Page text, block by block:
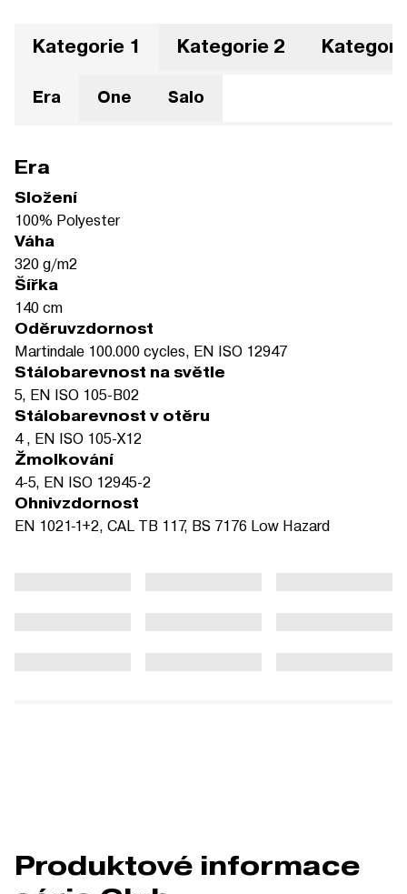
Kategorie 1 Kategorie 2
Era One Salo
Era
Složení
100% Polyester
Váha
320 g/m2
Šířka
140 cm
Oděruvzdornost
Martindale 100.000 cycles, EN ISO 12947
Stálobarevnost na světle
5, EN ISO 105-B02
Stálobarevnost v otěru
4 , EN ISO 105-X12
Žmolkování
4-5, EN ISO 12945-2
Ohnivzdornost
EN 1021-1+2, CAL TB 117, BS 7176 Low Hazard
Produktové informace